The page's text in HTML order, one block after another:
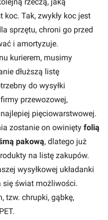
Tak, zwykły koc jest
sprzętu, chroni go przed
i amortyzuje.
kurierem, musimy
dłuższą listę
do wysyłki
przewozowej,
pięciowarstwowej.
zostanie on owinięty folią
pakową, dlatego już
na listę zakupów.
wysyłkowej układanki
się świat możliwości.
tzw. chrupki, gąbkę,